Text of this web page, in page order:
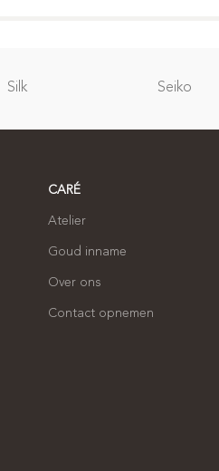
Silk Seiko
CARÉ
Atelier
Goud inname
Over ons
Contact opnemen